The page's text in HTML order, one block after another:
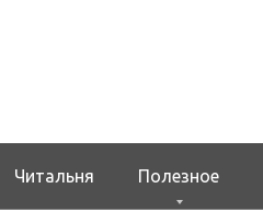
Читальня Полезное